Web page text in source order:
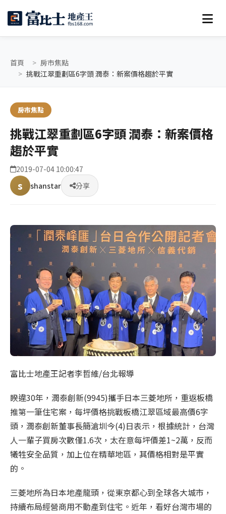
首頁
房市焦點
挑戰江翠重劃區6字頭 潤泰：新案價格趨於平實
房市焦點
挑戰江翠重劃區6字頭 潤泰：新案價格
趨於平實
2019-07-04 10:00:47
s shanstar 分享
富比士地產王記者李哲維/台北報導
睽違30年，潤泰創新(9945)攜手日本三菱地所，重返板橋
推第一筆住宅案，每坪價格挑戰板橋江翠區域最高價6字
頭，潤泰創新董事長簡滄圳今(4)日表示，根據統計，台灣
人一輩子買房次數僅1.6次，太在意每坪價差1~2萬，反而
犧牲安全品質，加上位在精華地區，其價格相對是平實
的。
三菱地所為日本地產龍頭，從東京都心到全球各大城市，
持續布局經營商用不動產到住宅。近年，看好台灣市場的